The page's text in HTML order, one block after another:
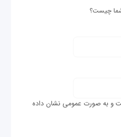
چیست؟
و به صورت عمومی نشان داده